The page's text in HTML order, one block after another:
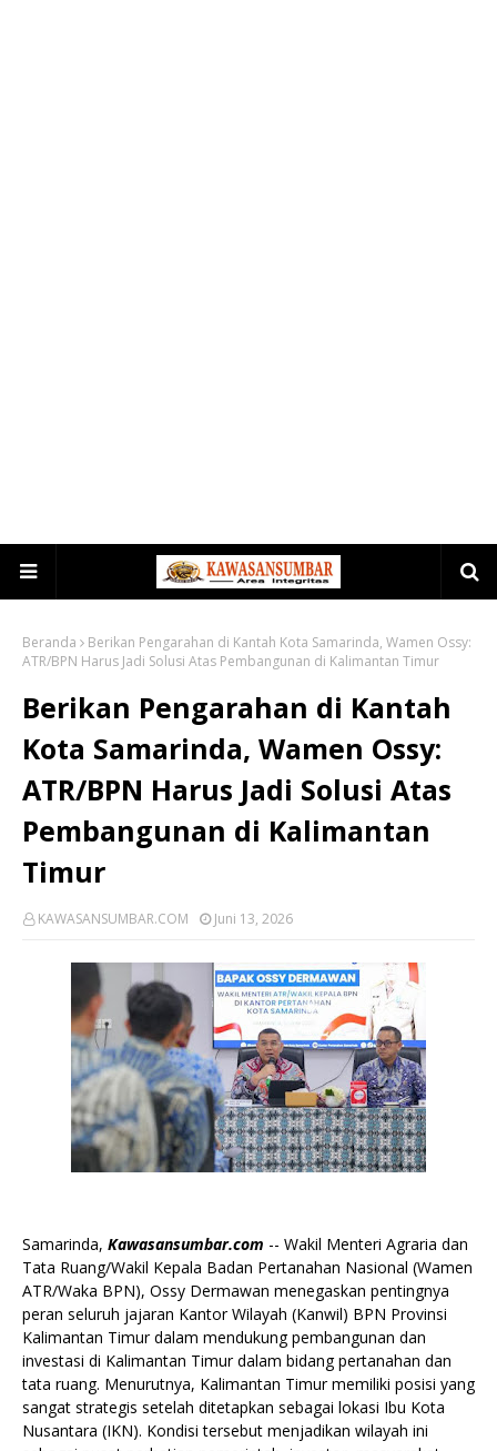
Beranda
Berikan Pengarahan di Kantah Kota Samarinda, Wamen Ossy:
ATR/BPN Harus Jadi Solusi Atas Pembangunan di Kalimantan Timur
Berikan Pengarahan di Kantah
Kota Samarinda, Wamen Ossy:
ATR/BPN Harus Jadi Solusi Atas
Pembangunan di Kalimantan
Timur
KAWASANSUMBAR.COM Juni 13, 2026
Samarinda, Kawasansumbar.com -- Wakil Menteri Agraria dan
Tata Ruang/Wakil Kepala Badan Pertanahan Nasional (Wamen
ATR/Waka BPN), Ossy Dermawan menegaskan pentingnya
peran seluruh jajaran Kantor Wilayah (Kanwil) BPN Provinsi
Kalimantan Timur dalam mendukung pembangunan dan
investasi di Kalimantan Timur dalam bidang pertanahan dan
tata ruang. Menurutnya, Kalimantan Timur memiliki posisi yang
sangat strategis setelah ditetapkan sebagai lokasi Ibu Kota
Nusantara (IKN). Kondisi tersebut menjadikan wilayah ini